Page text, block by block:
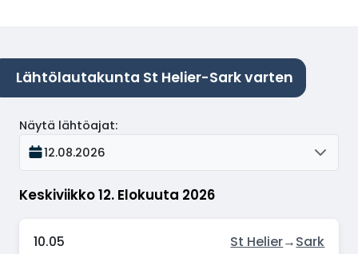
Lähtölautakunta St Helier-Sark varten
Keskiviikko 12. Elokuuta 2026
Näytä lähtöajat:
12.08.2026
10.05 St Helier→Sark